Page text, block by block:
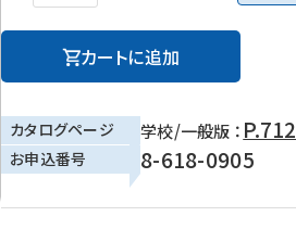
カートに追加
カタログページ 学校/一般版 ： P.712
お申込番号 8-618-0905